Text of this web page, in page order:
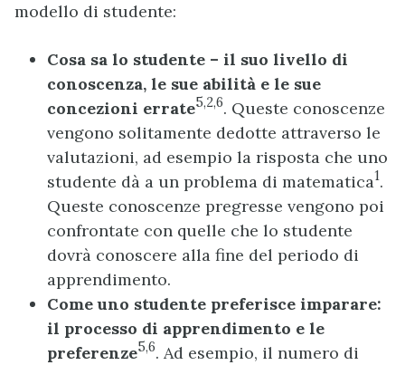
modello di studente:
Cosa sa lo studente – il suo livello di
conoscenza, le sue abilità e le sue
concezioni errate5,2,6. Queste conoscenze
vengono solitamente dedotte attraverso le
valutazioni, ad esempio la risposta che uno
studente dà a un problema di matematica1.
Queste conoscenze pregresse vengono poi
confrontate con quelle che lo studente
dovrà conoscere alla fine del periodo di
apprendimento.
Come uno studente preferisce imparare:
il processo di apprendimento e le
preferenze5,6. Ad esempio, il numero di